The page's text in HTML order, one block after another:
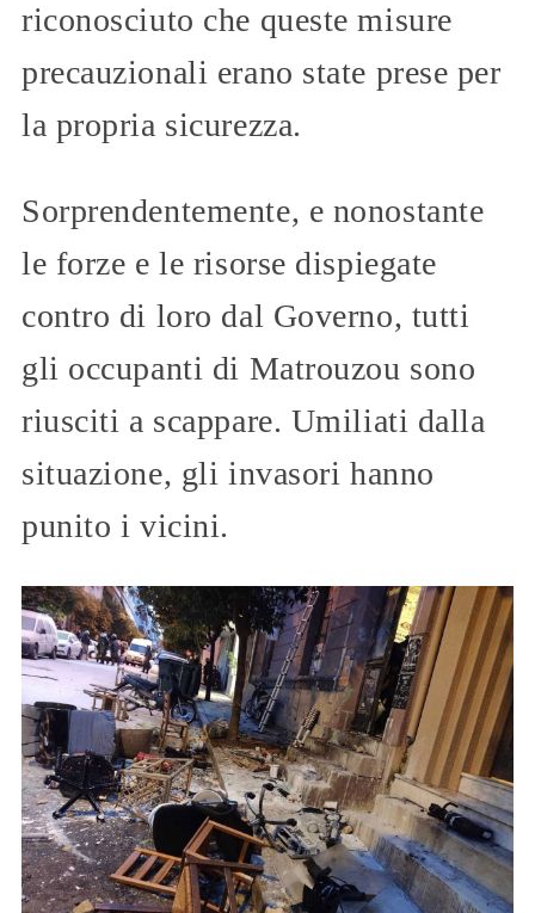
riconosciuto che queste misure
precauzionali erano state prese per
la propria sicurezza.
Sorprendentemente, e nonostante
le forze e le risorse dispiegate
contro di loro dal Governo, tutti
gli occupanti di Matrouzou sono
riusciti a scappare. Umiliati dalla
situazione, gli invasori hanno
punito i vicini.